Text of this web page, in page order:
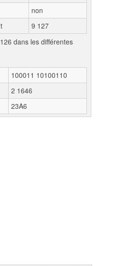
non
9 127
dans les différentes
100011 10100110
2 1646
23A6